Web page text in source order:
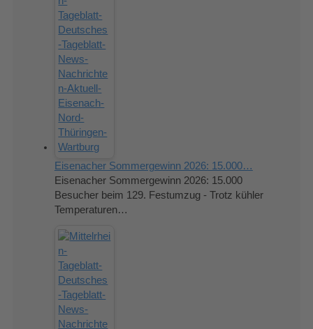
Eisenacher Sommergewinn 2026: 15.000…
Eisenacher Sommergewinn 2026: 15.000
Besucher beim 129. Festumzug - Trotz kühler
Temperaturen…